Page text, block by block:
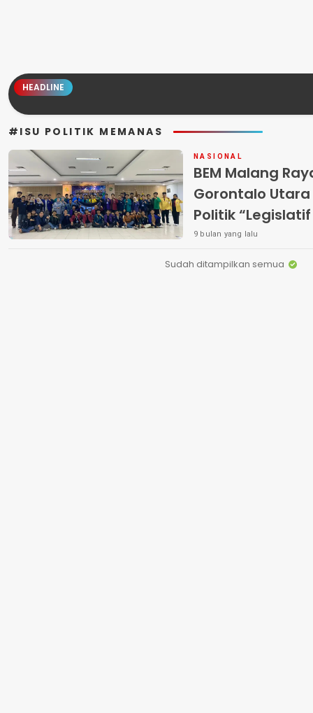
HEADLINE
#ISU POLITIK MEMANAS
NASIONAL
BEM Malang
Gorontalo
Politik
Bukan Diserang”
9 bulan yang lalu
Sudah ditampilkan semua